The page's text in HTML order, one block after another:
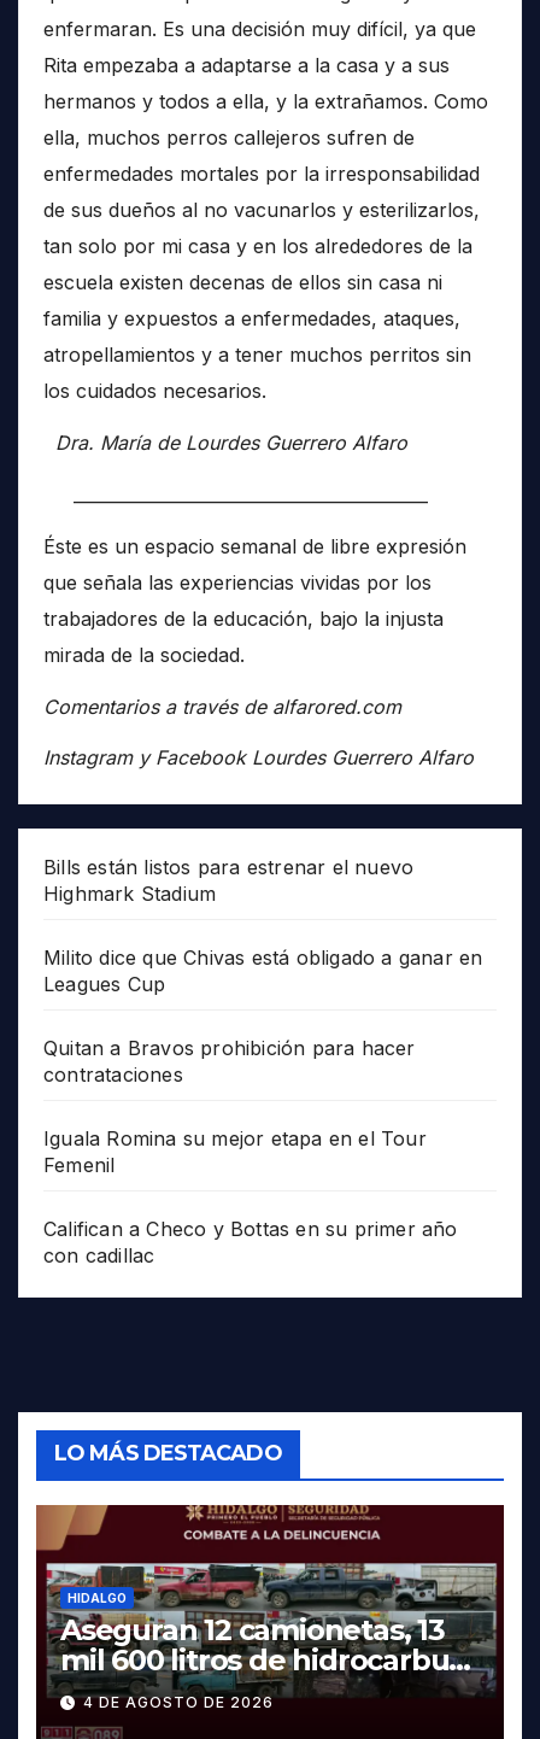
enfermaran. Es una decisión muy difícil, ya que
Rita empezaba a adaptarse a la casa y a sus
hermanos y todos a ella, y la extrañamos. Como
ella, muchos perros callejeros sufren de
enfermedades mortales por la irresponsabilidad
de sus dueños al no vacunarlos y esterilizarlos,
tan solo por mi casa y en los alrededores de la
escuela existen decenas de ellos sin casa ni
familia y expuestos a enfermedades, ataques,
atropellamientos y a tener muchos perritos sin
los cuidados necesarios.
Dra. María de Lourdes Guerrero Alfaro
Éste es un espacio semanal de libre expresión
que señala las experiencias vividas por los
trabajadores de la educación, bajo la injusta
mirada de la sociedad.
Comentarios a través de alfarored.com
Instagram y Facebook Lourdes Guerrero Alfaro
Bills están listos para estrenar el nuevo
Highmark Stadium
Milito dice que Chivas está obligado a ganar en
Leagues Cup
Quitan a Bravos prohibición para hacer
contrataciones
Iguala Romina su mejor etapa en el Tour
Femenil
Califican a Checo y Bottas en su primer año
con cadillac
LO MÁS DESTACADO
HIDALGO
Aseguran 12 camionetas, 13
mil 600 litros de hidrocarburo
y dos vehículos robados en
Tula
4 DE AGOSTO DE 2026